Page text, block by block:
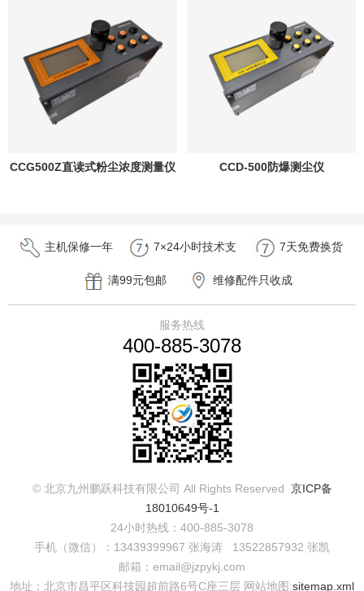
CCG500Z直读式粉尘浓度测量仪 CCD-500防爆测尘仪
主机保修一年 7×24小时技术支 7天免费换货
满99元包邮 维修配件只收成
服务热线
400-885-3078
© 北京九州鹏跃科技有限公司 All Rights Reserved 京ICP备
18010649号-1
24小时热线：400-885-3078
手机（微信）：13439399967 张海涛 13522857932 张凯
邮箱：email@jzpykj.com
地址：北京市昌平区科技园超前路6号C座三层 网站地图:sitemap.xml